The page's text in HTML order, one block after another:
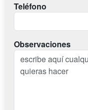
Teléfono
Observaciones